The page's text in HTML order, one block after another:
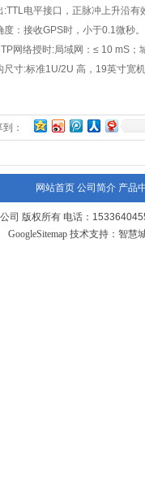
:TTL电平接口，正脉冲上升沿有
度：接收GPS时，小于0.1微秒
网络授时:局域网： ≤ 10 mS ；
尺寸:标准1U/2U 高， 19英寸宽
：
网站首页 公司简介 产品
司 版权所有 电话：
GoogleSitemap技术支持： 智慧